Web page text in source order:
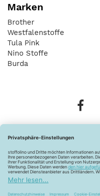
Marken
Brother
Westfalenstoffe
Tula Pink
Nino Stoffe
Burda
Widerrufsbelehrung
Barrierefreiheitserklärung